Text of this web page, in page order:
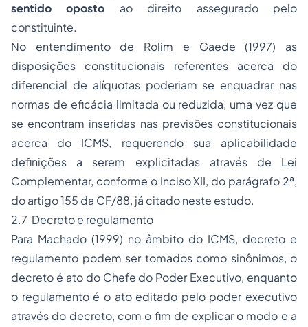
sentido oposto ao direito assegurado pelo
constituinte.
No entendimento de Rolim e Gaede (1997) as
disposições constitucionais referentes acerca do
diferencial de alíquotas poderiam se enquadrar nas
normas de eficácia limitada ou reduzida, uma vez que
se encontram inseridas nas previsões constitucionais
acerca do ICMS, requerendo sua aplicabilidade
definições a serem explicitadas através de Lei
Complementar, conforme o Inciso XII, do parágrafo 2ª,
do artigo 155 da CF/88, já citado neste estudo.
2.7 Decreto e regulamento
Para Machado (1999) no âmbito do ICMS, decreto e
regulamento podem ser tomados como sinônimos, o
decreto é ato do Chefe do Poder Executivo, enquanto
o regulamento é o ato editado pelo poder executivo
através do decreto, com o fim de explicar o modo e a